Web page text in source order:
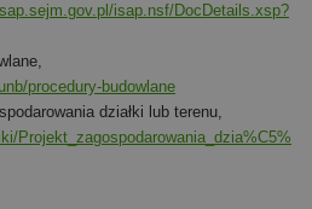
isap.nsf/DocDetails.xsp?
procedury-budowlane
działki lub terenu,
Projekt_zagospodarowania_dzia%C5%